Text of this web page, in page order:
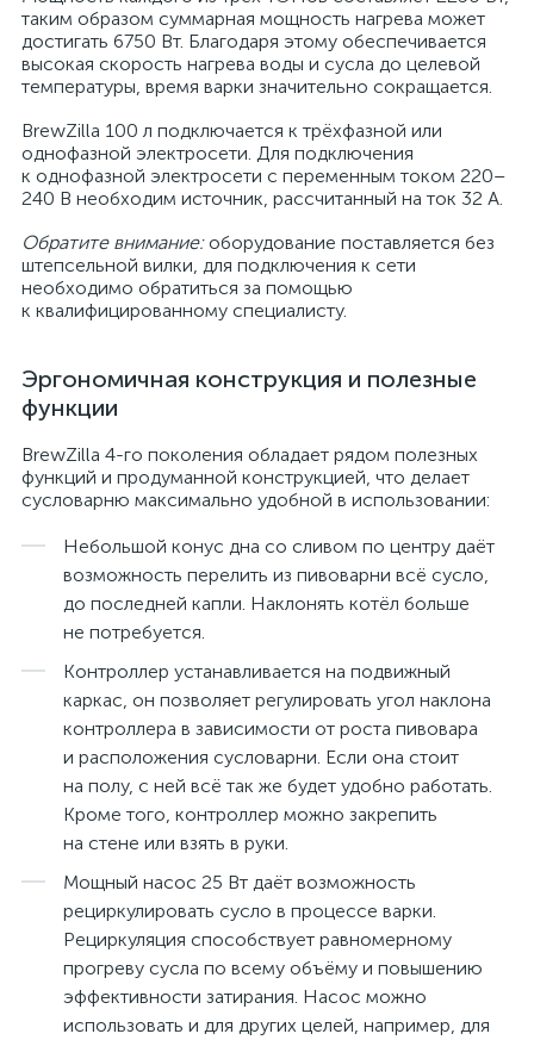
таким образом суммарная мощность нагрева может
достигать 6750 Вт. Благодаря этому обеспечивается
высокая скорость нагрева воды и сусла до целевой
температуры, время варки значительно сокращается.
BrewZilla 100 л подключается к трёхфазной или
однофазной электросети. Для подключения
к однофазной электросети с переменным током 220–
240 В необходим источник, рассчитанный на ток 32 А.
Обратите внимание:оборудование поставляется без
штепсельной вилки, для подключения к сети
необходимо обратиться за помощью
к квалифицированному специалисту.
Эргономичная конструкция и полезные
функции
BrewZilla 4-го поколения обладает рядом полезных
функций и продуманной конструкцией, что делает
сусловарню максимально удобной в использовании:
Небольшой конус дна со сливом по центру даёт
возможность перелить из пивоварни всё сусло,
до последней капли. Наклонять котёл больше
не потребуется.
Контроллер устанавливается на подвижный
каркас, он позволяет регулировать угол наклона
контроллера в зависимости от роста пивовара
и расположения сусловарни. Если она стоит
на полу, с ней всё так же будет удобно работать.
Кроме того, контроллер можно закрепить
на стене или взять в руки.
Мощный насос 25 Вт даёт возможность
рециркулировать сусло в процессе варки.
Рециркуляция способствует равномерному
прогреву сусла по всему объёму и повышению
эффективности затирания. Насос можно
использовать и для других целей, например, для